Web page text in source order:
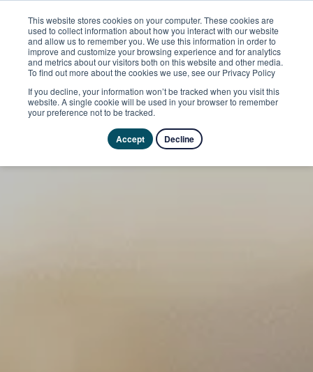
This website stores cookies on your computer. These cookies are
used to collect information about how you interact with our website
and allow us to remember you. We use this information in order to
improve and customize your browsing experience and for analytics
and metrics about our visitors both on this website and other media.
To find out more about the cookies we use, see our Privacy Policy
If you decline, your information won’t be tracked when you visit this
website. A single cookie will be used in your browser to remember
your preference not to be tracked.
Accept Decline